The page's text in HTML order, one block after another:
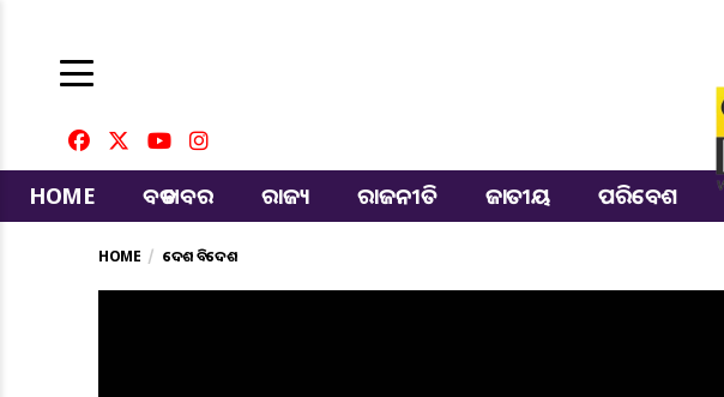
HOME
ବଡ ଖବର ରାଜ୍ୟ ରାଜନୀତି ଜାତୀୟ ପରିବେଶ
HOME ଦେଶ ବିଦେଶ